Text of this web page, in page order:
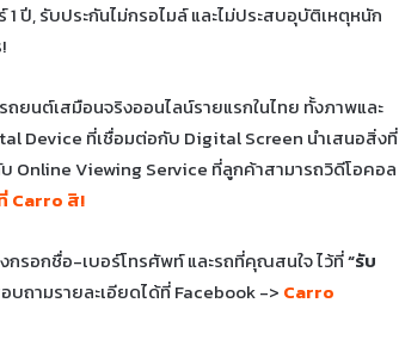
ปี, รับประกันไม่กรอไมล์ และไม่ประสบอุบัติเหตุหนัก
ถยนต์เสมือนจริงออนไลน์รายแรกในไทย ทั้งภาพและ
Device ที่เชื่อมต่อกับ Digital Screen นำเสนอสิ่งที่
Online Viewing Service ที่ลูกค้าสามารถวิดีโอคอล
Carro สิ!
กรอกชื่อ-เบอร์โทรศัพท์ และรถที่คุณสนใจ ไว้ที่“รับ
ถามรายละเอียดได้ที่ Facebook -> Carro